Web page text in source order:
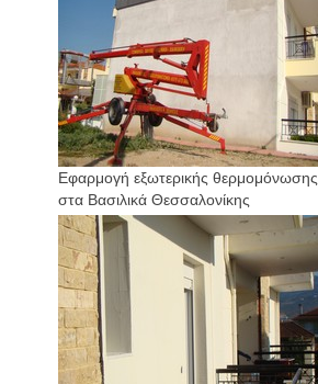
Εφαρμογή εξωτερικής θερμομόνωσης
στα Βασιλικά Θεσσαλονίκης